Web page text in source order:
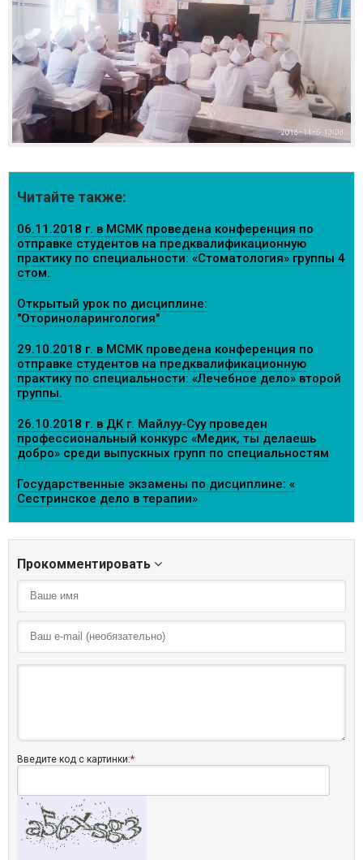
Читайте также:
06.11.2018 г. в МСМК проведена конференция по
отправке студентов на предквалификационную
практику по специальности: «Стоматология» группы 4
стом.
Открытый урок по дисциплине:
"Оториноларингология"
29.10.2018 г. в МСМК проведена конференция по
отправке студентов на предквалификационную
практику по специальности: «Лечебное дело» второй
группы.
26.10.2018 г. в ДК г. Майлуу-Суу проведен
профессиональный конкурс «Медик, ты делаешь
добро» среди выпускных групп по специальностям
Государственные экзамены по дисциплине: «
Сестринское дело в терапии»
Прокомментировать
Введите код с картинки:*